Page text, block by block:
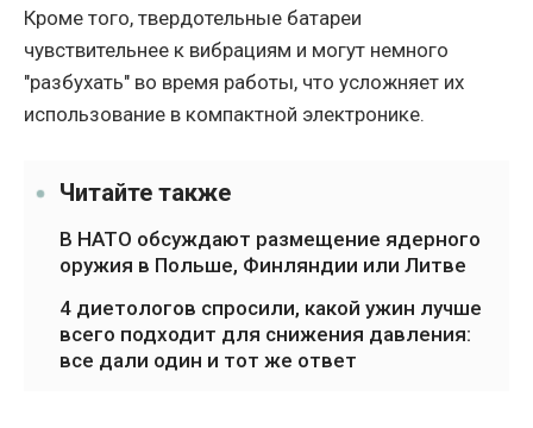
Кроме того, твердотельные батареи
чувствительнее к вибрациям и могут немного
"разбухать" во время работы, что усложняет их
использование в компактной электронике.
Читайте также
В НАТО обсуждают размещение ядерного
оружия в Польше, Финляндии или Литве
4 диетологов спросили, какой ужин лучше
всего подходит для снижения давления:
все дали один и тот же ответ